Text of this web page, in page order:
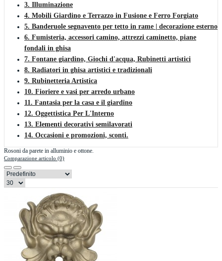
3. Illuminazione
4. Mobili Giardino e Terrazzo in Fusione e Ferro Forgiato
5. Banderuole segnavento per tetto in rame | decorazione esterno
6. Fumisteria, accessori camino, attrezzi caminetto, piane
fondali in ghisa
7. Fontane giardino, Giochi d'acqua, Rubinetti artistici
8. Radiatori in ghisa artistici e tradizionali
9. Rubinetteria Artistica
10. Fioriere e vasi per arredo urbano
11. Fantasia per la casa e il giardino
12. Oggettistica Per L'Interno
13. Elementi decorativi semilavorati
14. Occasioni e promozioni, sconti.
Rosoni da parete in alluminio e ottone.
Comparazione articolo (0)